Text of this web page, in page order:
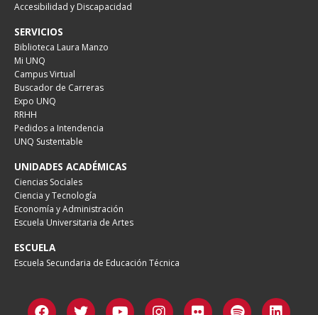
Accesibilidad y Discapacidad
SERVICIOS
Biblioteca Laura Manzo
Mi UNQ
Campus Virtual
Buscador de Carreras
Expo UNQ
RRHH
Pedidos a Intendencia
UNQ Sustentable
UNIDADES ACADÉMICAS
Ciencias Sociales
Ciencia y Tecnología
Economía y Administración
Escuela Universitaria de Artes
ESCUELA
Escuela Secundaria de Educación Técnica